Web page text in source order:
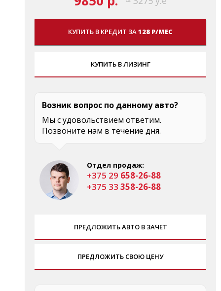
КУПИТЬ В КРЕДИТ ЗА128 Р/МЕС
КУПИТЬ В ЛИЗИНГ
Возник вопрос по данному авто?
Мы с удовольствием ответим.
Позвоните нам в течение дня.
Отдел продаж:
+375 29 658-26-88
+375 33 358-26-88
ПРЕДЛОЖИТЬ АВТО В ЗАЧЕТ
ПРЕДЛОЖИТЬ СВОЮ ЦЕНУ